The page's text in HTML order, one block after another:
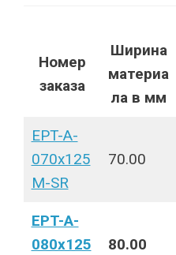
Номер
заказа
Ширина
материа
ла в мм
EPT-A-
070x125
M-SR
70.00
EPT-A-
080x125
80.00